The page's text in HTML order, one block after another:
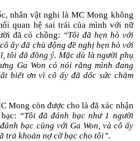
nhân vật nghi là MC Mong không
quan hệ sai trái của mình với nữ
đã có chồng: “Tôi đã hẹn hò với
ấy đã chủ động đề nghị hẹn hò với
tôi đã đồng ý. Mặc dù là người phụ
Ga Won có nói rằng mình đang
biết ơn vì cô ấy đã dốc sức chăm
Mong còn được cho là đã xác nhận
“Tôi đã đánh bạc như 1 người
bạc cùng với Ga Won, và cô ấy
trả khoản nợ cờ bạc cho tôi”.